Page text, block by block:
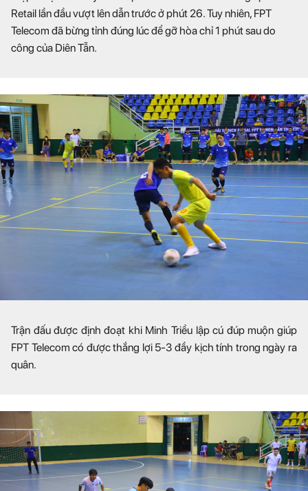
Retail lần đầu vượt lên dẫn trước ở phút 26. Tuy nhiên, FPT
Telecom đã bừng tỉnh đúng lúc để gỡ hòa chỉ 1 phút sau do
công của Diên Tẫn.
Trận đấu được định đoạt khi Minh Triều lập cú đúp muộn giúp
FPT Telecom có được thắng lợi 5-3 đầy kịch tính trong ngày ra
quân.